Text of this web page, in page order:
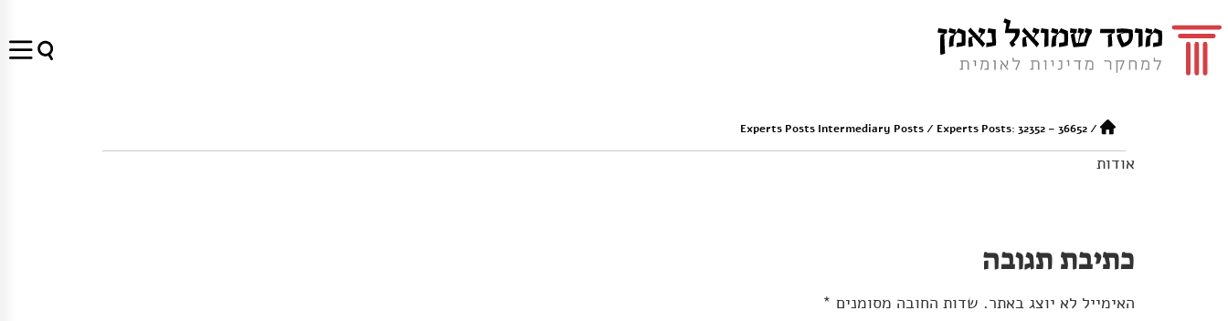
/
Experts Posts Intermediary Posts/ Experts Posts: 32352 – 36652
אודות
כתיבת תגובה
האימייל לא יוצג באתר. שדות החובה מסומנים *